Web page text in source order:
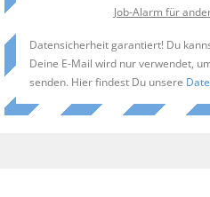
Job-Alarm für
Datensicherheit garantiert! Du
Deine E-Mail wird nur verwendet,
senden. Hier findest Du unsere